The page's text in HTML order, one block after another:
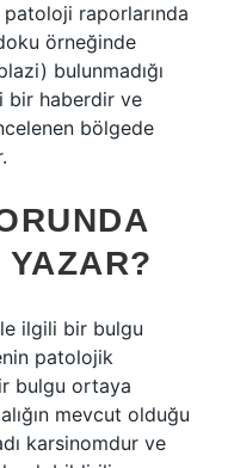
patoloji raporlarında
örneğinde
bulunmadığı
bir haberdir ve
bölgede
ilgili bir bulgu
patolojik
bulgu ortaya
mevcut olduğu
karsinomdur ve